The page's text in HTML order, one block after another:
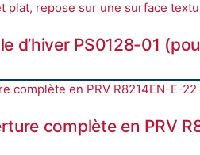
d’hiver PS0128-01
complète en PRV